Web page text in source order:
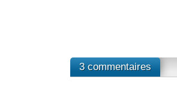
3 commentaires